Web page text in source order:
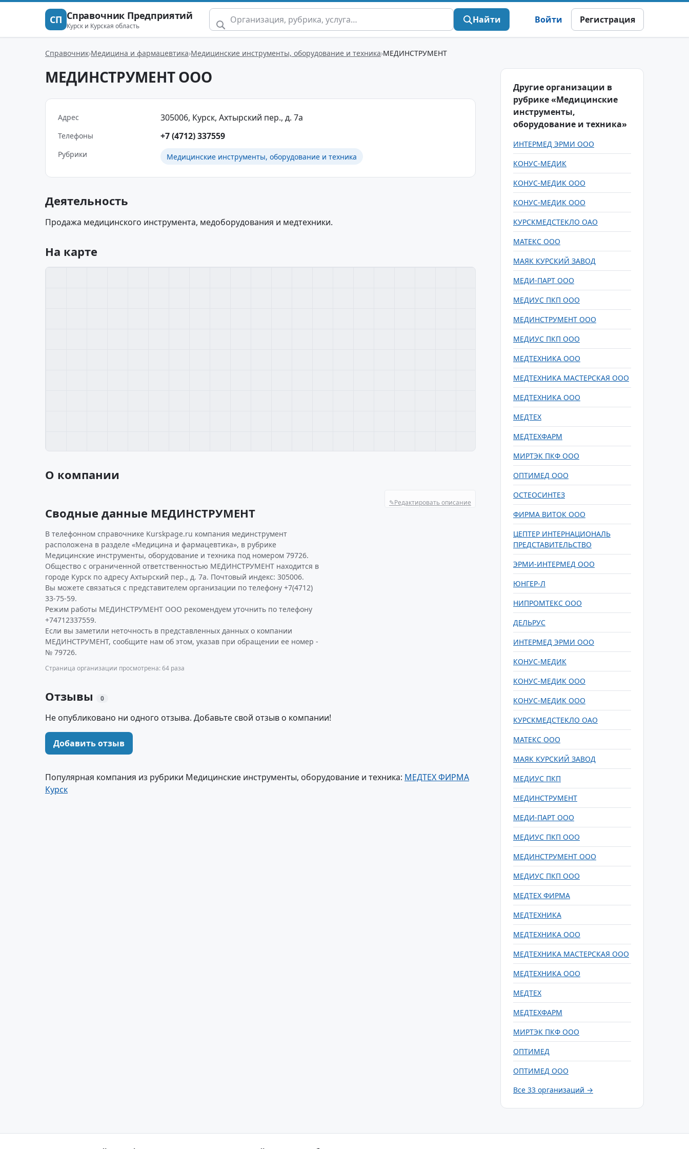
СП Справочник Предприятий
Курск и Курская область
Найти Войти Регистрация
Справочник Медицина и фармацевтика Медицинские инструменты, оборудование и техника МЕДИНСТРУМЕНТ
МЕДИНСТРУМЕНТ ООО
Адрес 305006, Курск, Ахтырский пер., д. 7а
Телефоны +7 (4712) 337559
Рубрики Медицинские инструменты, оборудование и техника
Деятельность
Продажа медицинского инструмента, медоборудования и медтехники.
На карте
О компании
✎Редактировать описание
Сводные данные МЕДИНСТРУМЕНТ
В телефонном справочнике Kurskpage.ru компания мединструмент
расположена в разделе «Медицина и фармацевтика», в рубрике
Медицинские инструменты, оборудование и техника под номером 79726.
Общество с ограниченной ответственностью МЕДИНСТРУМЕНТ находится в
городе Курск по адресу Ахтырский пер., д. 7а. Почтовый индекс: 305006.
Вы можете связаться с представителем организации по телефону +7(4712)
33-75-59.
Режим работы МЕДИНСТРУМЕНТ ООО рекомендуем уточнить по телефону
+74712337559.
Если вы заметили неточность в представленных данных о компании
МЕДИНСТРУМЕНТ, сообщите нам об этом, указав при обращении ее номер -
№ 79726.
Страница организации просмотрена: 64 раза
Отзывы 0
Не опубликовано ни одного отзыва. Добавьте свой отзыв о компании!
Добавить отзыв
Популярная компания из рубрики Медицинские инструменты, оборудование и техника: МЕДТЕХ ФИРМА
Курск
Другие организации в
рубрике «Медицинские
инструменты,
оборудование и техника»
ИНТЕРМЕД ЭРМИ ООО
КОНУС-МЕДИК
КОНУС-МЕДИК ООО
КОНУС-МЕДИК ООО
КУРСКМЕДСТЕКЛО ОАО
МАТЕКС ООО
МАЯК КУРСКИЙ ЗАВОД
МЕДИ-ПАРТ ООО
МЕДИУС ПКП ООО
МЕДИНСТРУМЕНТ ООО
МЕДИУС ПКП ООО
МЕДТЕХНИКА ООО
МЕДТЕХНИКА МАСТЕРСКАЯ ООО
МЕДТЕХНИКА ООО
МЕДТЕХ
МЕДТЕХФАРМ
МИРТЭК ПКФ ООО
ОПТИМЕД ООО
ОСТЕОСИНТЕЗ
ФИРМА ВИТОК ООО
ЦЕПТЕР ИНТЕРНАЦИОНАЛЬ
ПРЕДСТАВИТЕЛЬСТВО
ЭРМИ-ИНТЕРМЕД ООО
ЮНГЕР-Л
НИПРОМТЕКС ООО
ДЕЛЬРУС
ИНТЕРМЕД ЭРМИ ООО
КОНУС-МЕДИК
КОНУС-МЕДИК ООО
КОНУС-МЕДИК ООО
КУРСКМЕДСТЕКЛО ОАО
МАТЕКС ООО
МАЯК КУРСКИЙ ЗАВОД
МЕДИУС ПКП
МЕДИНСТРУМЕНТ
МЕДИ-ПАРТ ООО
МЕДИУС ПКП ООО
МЕДИНСТРУМЕНТ ООО
МЕДИУС ПКП ООО
МЕДТЕХ ФИРМА
МЕДТЕХНИКА
МЕДТЕХНИКА ООО
МЕДТЕХНИКА МАСТЕРСКАЯ ООО
МЕДТЕХНИКА ООО
МЕДТЕХ
МЕДТЕХФАРМ
МИРТЭК ПКФ ООО
ОПТИМЕД
ОПТИМЕД ООО
Все 33 организаций →